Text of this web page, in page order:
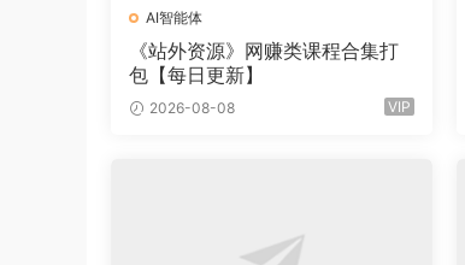
AI智能体
《站外资源》网赚类课程合集打
包【每日更新】
2026-08-08 VIP